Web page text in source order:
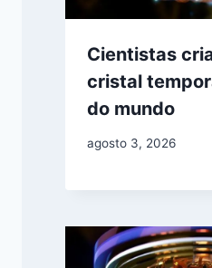
Cientistas
cristal
do mundo
agosto 3, 2026